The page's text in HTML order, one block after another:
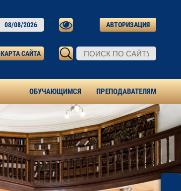
08/08/2026
КАРТА САЙТА
АВТОРИЗАЦИЯ
ОБУЧАЮЩИМСЯ ПРЕПОДАВАТЕЛЯМ